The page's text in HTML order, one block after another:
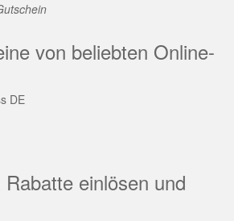
von beliebten Online-
DE
einlösen und